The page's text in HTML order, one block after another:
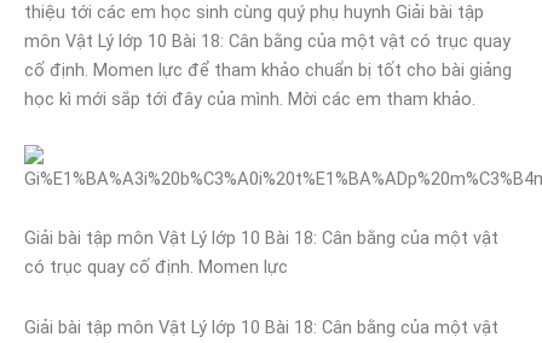
thiệu tới các em học sinh cùng quý phụ huynh Giải bài tập
môn Vật Lý lớp 10 Bài 18: Cân bằng của một vật có trục quay
cố định. Momen lực để tham khảo chuẩn bị tốt cho bài giảng
học kì mới sắp tới đây của mình. Mời các em tham khảo.
Giải bài tập môn Vật Lý lớp 10 Bài 18: Cân bằng của một vật
có trục quay cố định. Momen lực
Giải bài tập môn Vật Lý lớp 10 Bài 18: Cân bằng của một vật